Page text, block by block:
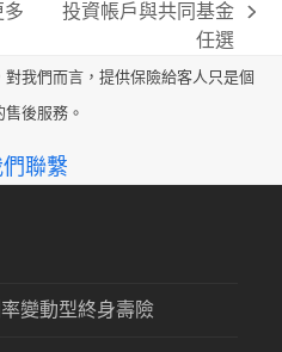
next
投資帳戶與共同基金
任選
我們而言，提供保險給客人只是個
後服務。
聯繫
變動型終身壽險